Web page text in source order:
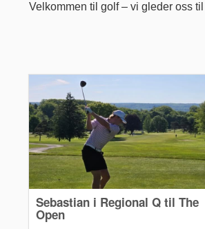
Velkommen til golf – vi gleder oss
Sebastian i Regional Q til The
Open